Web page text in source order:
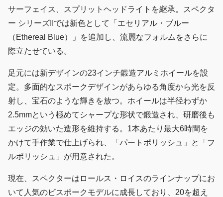
サーフェイス、スプリットヘッドライトを継承。スペクタ
ー シリーズIIでは新色として「エセリアル・ブルー
（Ethereal Blue）」を追加し、流麗なフォルムをさらに
際立たせている。
足元には新デザインの23インチ鍛造アルミホイールを設
定。多面的なスポークデザインがあらゆる角度から光を反
射し、宝石のような輝きを放つ。ホイールは半径わずか
2.5mmという極めてシャープな形状で鍛造され、研磨後も
エッジの効いた造形を維持する。1本あたり最大6時間を
かけて手作業で仕上げられ、「パートポリッシュ」と「フ
ルポリッシュ」が用意された。
現在、スペクターはロールス・ロイスのラインナップにお
いて人気のビスポークモデルに成長しており、20を超え